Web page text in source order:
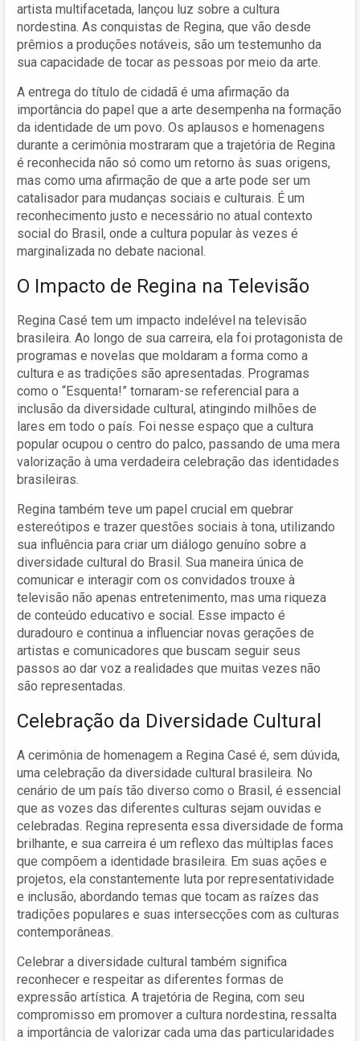
artista multifacetada, lançou luz sobre a cultura
nordestina. As conquistas de Regina, que vão desde
prêmios a produções notáveis, são um testemunho da
sua capacidade de tocar as pessoas por meio da arte.
A entrega do título de cidadã é uma afirmação da
importância do papel que a arte desempenha na formação
da identidade de um povo. Os aplausos e homenagens
durante a cerimônia mostraram que a trajetória de Regina
é reconhecida não só como um retorno às suas origens,
mas como uma afirmação de que a arte pode ser um
catalisador para mudanças sociais e culturais. É um
reconhecimento justo e necessário no atual contexto
social do Brasil, onde a cultura popular às vezes é
marginalizada no debate nacional.
O Impacto de Regina na Televisão
Regina Casé tem um impacto indelével na televisão
brasileira. Ao longo de sua carreira, ela foi protagonista de
programas e novelas que moldaram a forma como a
cultura e as tradições são apresentadas. Programas
como o “Esquenta!” tornaram-se referencial para a
inclusão da diversidade cultural, atingindo milhões de
lares em todo o país. Foi nesse espaço que a cultura
popular ocupou o centro do palco, passando de uma mera
valorização à uma verdadeira celebração das identidades
brasileiras.
Regina também teve um papel crucial em quebrar
estereótipos e trazer questões sociais à tona, utilizando
sua influência para criar um diálogo genuíno sobre a
diversidade cultural do Brasil. Sua maneira única de
comunicar e interagir com os convidados trouxe à
televisão não apenas entretenimento, mas uma riqueza
de conteúdo educativo e social. Esse impacto é
duradouro e continua a influenciar novas gerações de
artistas e comunicadores que buscam seguir seus
passos ao dar voz a realidades que muitas vezes não
são representadas.
Celebração da Diversidade Cultural
A cerimônia de homenagem a Regina Casé é, sem dúvida,
uma celebração da diversidade cultural brasileira. No
cenário de um país tão diverso como o Brasil, é essencial
que as vozes das diferentes culturas sejam ouvidas e
celebradas. Regina representa essa diversidade de forma
brilhante, e sua carreira é um reflexo das múltiplas faces
que compõem a identidade brasileira. Em suas ações e
projetos, ela constantemente luta por representatividade
e inclusão, abordando temas que tocam as raízes das
tradições populares e suas intersecções com as culturas
contemporâneas.
Celebrar a diversidade cultural também significa
reconhecer e respeitar as diferentes formas de
expressão artística. A trajetória de Regina, com seu
compromisso em promover a cultura nordestina, ressalta
a importância de valorizar cada uma das particularidades